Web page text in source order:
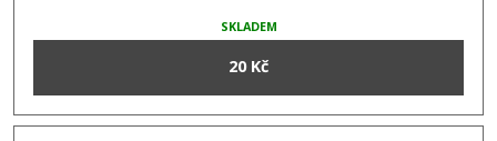
SKLADEM
20 Kč